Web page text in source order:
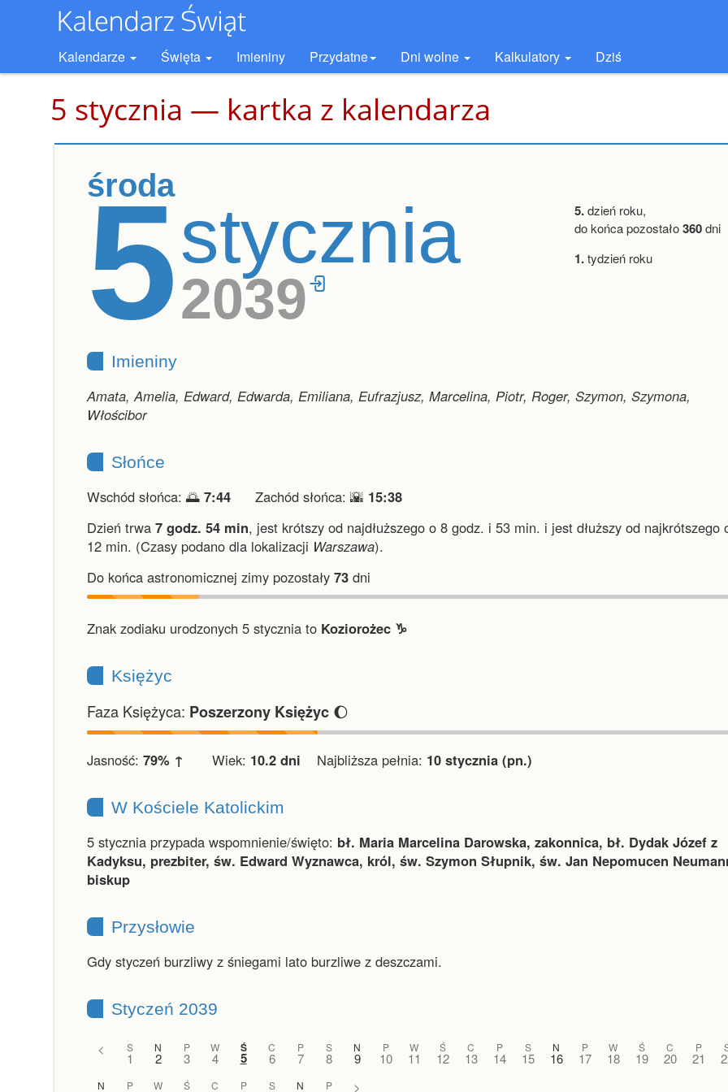
Kalendarze Święta Imieniny Przydatne Dni wolne Kalkulatory Dziś
5 stycznia — kartka z kalendarza
środa
5stycznia
2039
5.dzień roku,
do końca pozostało360dni
1.tydzień roku
Imieniny
Amata, Amelia, Edward, Edwarda, Emiliana, Eufrazjusz, Marcelina, Piotr, Roger, Szymon, Szymona,
Włościbor
Słońce
Wschód słońca: 🌅 7:44 Zachód słońca: 🌇 15:38
Dzień trwa 7 godz. 54 min, jest krótszy od najdłuższego o 8 godz. i 53 min. i jest dłuższy od najkrótszego
12 min. (Czasy podano dla lokalizacji Warszawa).
Do końca astronomicznej zimy pozostały 73 dni
Znak zodiaku urodzonych 5 stycznia to Koziorożec ♑︎
Księżyc
Faza Księżyca: Poszerzony Księżyc 🌔
Jasność: 79% ↑ Wiek: 10.2 dni Najbliższa pełnia: 10 stycznia (pn.)
W Kościele Katolickim
5 stycznia przypada wspomnienie/święto: bł. Maria Marcelina Darowska, zakonnica, bł. Dydak Józef z
Kadyksu, prezbiter, św. Edward Wyznawca, król, św. Szymon Słupnik, św. Jan Nepomucen
biskup
Przysłowie
Gdy styczeń burzliwy z śniegami lato burzliwe z deszczami.
Styczeń 2039
< S
1
N
2
P
3
W
4
Ś
5
C
6
P
7
S
8
N
9
P
10
W
11
Ś
12
C
13
P
14
S
15
N
16
P
17
W
18
Ś
19
C
20
P
21
N P W Ś C P S N P >